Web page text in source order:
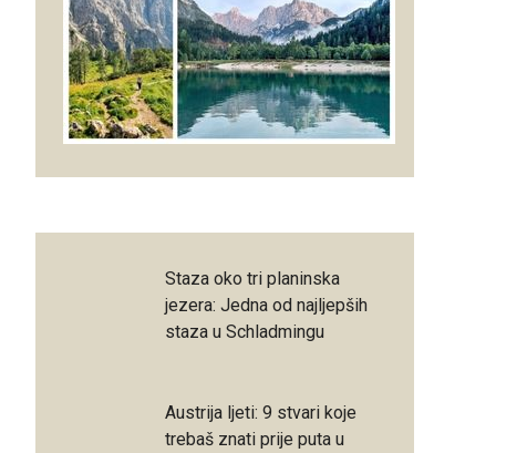
Staza oko tri planinska
jezera: Jedna od najljepših
staza u Schladmingu
Austrija ljeti: 9 stvari koje
trebaš znati prije puta u